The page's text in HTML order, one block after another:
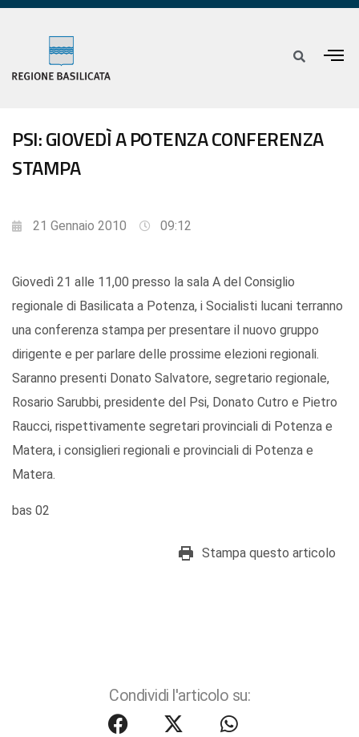
PSI: GIOVEDÌ A POTENZA CONFERENZA
STAMPA
21 Gennaio 2010 09:12
Giovedì 21 alle 11,00 presso la sala A del Consiglio
regionale di Basilicata a Potenza, i Socialisti lucani terranno
una conferenza stampa per presentare il nuovo gruppo
dirigente e per parlare delle prossime elezioni regionali.
Saranno presenti Donato Salvatore, segretario regionale,
Rosario Sarubbi, presidente del Psi, Donato Cutro e Pietro
Raucci, rispettivamente segretari provinciali di Potenza e
Matera, i consiglieri regionali e provinciali di Potenza e
Matera.
bas 02
Stampa questo articolo
Condividi l'articolo su: